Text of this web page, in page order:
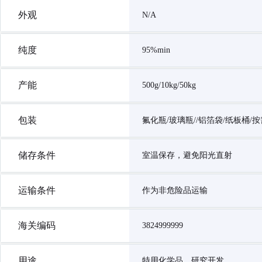
外观 N/A
纯度 95%min
产能 500g/10kg/50kg
包装 氟化瓶/玻璃瓶//铝箔袋/纸板桶/按
储存条件 室温保存，避免阳光直射
运输条件 作为非危险品运输
海关编码 3824999999